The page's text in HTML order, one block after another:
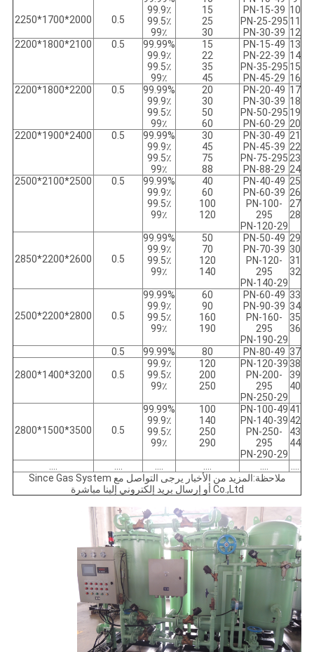
10
11
12
PN-15-39
PN-25-295
PN-30-39
15
25
30
99.9٪
99.5٪
99٪
0.5
2000*1700*2250
13
14
15
16
PN-15-49
PN-22-39
PN-35-295
PN-45-29
15
22
35
45
99.99%
99.9٪
99.5٪
99٪
0.5
2100*1800*2200
17
18
19
20
PN-20-49
PN-30-39
PN-50-295
PN-60-29
20
30
50
60
99.99%
99.9٪
99.5٪
99٪
0.5
2200*1800*2200
21
22
23
24
PN-30-49
PN-45-39
PN-75-295
PN-88-29
30
45
75
88
99.99%
99.9٪
99.5٪
99٪
0.5
2400*1900*2200
25
26
27
28
PN-40-49
PN-60-39
PN-100-
295
PN-120-29
40
60
100
120
99.99%
99.9٪
99.5٪
99٪
0.5
2500*2100*2500
29
30
31
32
PN-50-49
PN-70-39
PN-120-
295
PN-140-29
50
70
120
140
99.99%
99.9٪
99.5٪
99٪
0.5
2600*2200*2850
33
34
35
36
PN-60-49
PN-90-39
PN-160-
295
PN-190-29
60
90
160
190
99.99%
99.9٪
99.5٪
99٪
0.5
2800*2200*2500
37
PN-80-49
80
99.99%
0.5
38
39
40
PN-120-39
PN-200-
295
PN-250-29
120
200
250
99.9٪
99.5٪
99٪
0.5
3200*1400*2800
41
42
43
44
PN-100-49
PN-140-39
PN-250-
295
PN-290-29
100
140
250
290
99.99%
99.9٪
99.5٪
99٪
0.5
3500*1500*2800
....
....
....
....
....
....
ملاحظة:المزيد من الأخبار يرجى التواصل مع Since Gas System
Co.,Ltd أو إرسال بريد إلكتروني إلينا مباشرة